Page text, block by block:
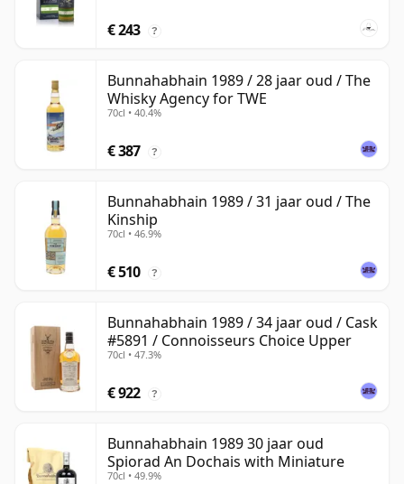
€ 243 ?
Bunnahabhain 1989 / 28 jaar oud / The
Whisky Agency for TWE
70cl • 40.4%
€ 387 ?
Bunnahabhain 1989 / 31 jaar oud / The
Kinship
70cl • 46.9%
€ 510 ?
Bunnahabhain 1989 / 34 jaar oud / Cask
#5891 / Connoisseurs Choice Upper
70cl • 47.3%
€ 922 ?
Bunnahabhain 1989 30 jaar oud
Spiorad An Dochais with Miniature
70cl • 49.9%